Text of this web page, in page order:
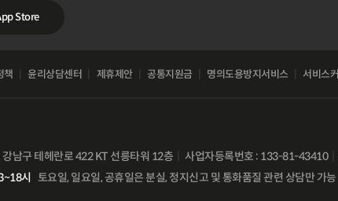
Store
책 윤리상담센터 제휴제안 공통지원금 명의도용방지서비스 서비스
남구 테헤란로 422 KT 선릉타워 12층 사업자등록번호 : 133-81-43410
시 토요일, 일요일, 공휴일은 분실, 정지신고 및 통화품질 관련 상담만 가능